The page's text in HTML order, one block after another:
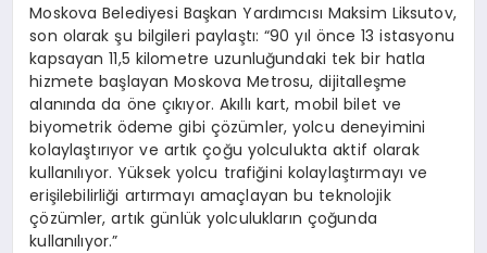
Moskova Belediyesi Başkan Yardımcısı Maksim Liksutov,
son olarak şu bilgileri paylaştı: “90 yıl önce 13 istasyonu
kapsayan 11,5 kilometre uzunluğundaki tek bir hatla
hizmete başlayan Moskova Metrosu, dijitalleşme
alanında da öne çıkıyor. Akıllı kart, mobil bilet ve
biyometrik ödeme gibi çözümler, yolcu deneyimini
kolaylaştırıyor ve artık çoğu yolculukta aktif olarak
kullanılıyor. Yüksek yolcu trafiğini kolaylaştırmayı ve
erişilebilirliği artırmayı amaçlayan bu teknolojik
çözümler, artık günlük yolculukların çoğunda
kullanılıyor.”